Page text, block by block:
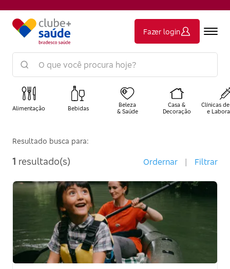
Fazer login
Alimentação Bebidas
Beleza
& Saúde
Casa &
Decoração
Clínicas
e
Resultado busca para:
1 resultado(s) Ordernar | Filtrar